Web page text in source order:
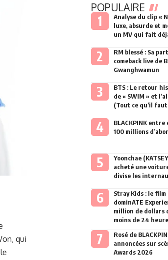
qui
POPULAIRE
Analyse du clip «
luxe, absurde et
un MV qui fait
RM blessé : Sa
comeback live de
Gwanghwamun
BTS : Le retour
de « SWIM » et
(Tout ce qu’il
BLACKPINK
100 millions
Yoonchae
acheté une
divise les
Stray Kids : le
dominATE
million de dollars
moins de 24
Rosé de
annoncées sur
Awards 2026